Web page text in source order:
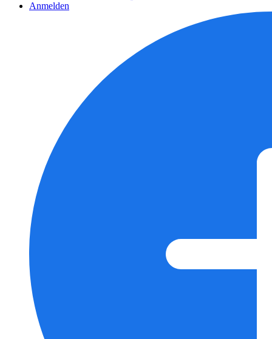
Anmelden